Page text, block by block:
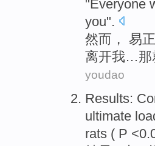
"Everyone
you".
然而 ， 易
离开我…那
youdao
Results:
ultimate
rats ( P